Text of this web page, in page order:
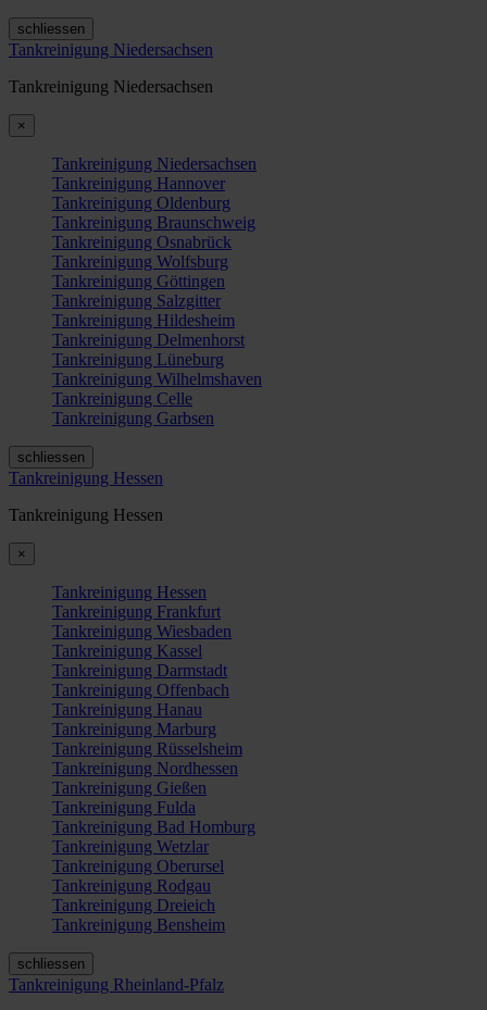
schliessen
Tankreinigung Niedersachsen
Tankreinigung Niedersachsen
×
Tankreinigung Niedersachsen
Tankreinigung Hannover
Tankreinigung Oldenburg
Tankreinigung Braunschweig
Tankreinigung Osnabrück
Tankreinigung Wolfsburg
Tankreinigung Göttingen
Tankreinigung Salzgitter
Tankreinigung Hildesheim
Tankreinigung Delmenhorst
Tankreinigung Lüneburg
Tankreinigung Wilhelmshaven
Tankreinigung Celle
Tankreinigung Garbsen
schliessen
Tankreinigung Hessen
Tankreinigung Hessen
×
Tankreinigung Hessen
Tankreinigung Frankfurt
Tankreinigung Wiesbaden
Tankreinigung Kassel
Tankreinigung Darmstadt
Tankreinigung Offenbach
Tankreinigung Hanau
Tankreinigung Marburg
Tankreinigung Rüsselsheim
Tankreinigung Nordhessen
Tankreinigung Gießen
Tankreinigung Fulda
Tankreinigung Bad Homburg
Tankreinigung Wetzlar
Tankreinigung Oberursel
Tankreinigung Rodgau
Tankreinigung Dreieich
Tankreinigung Bensheim
schliessen
Tankreinigung Rheinland-Pfalz